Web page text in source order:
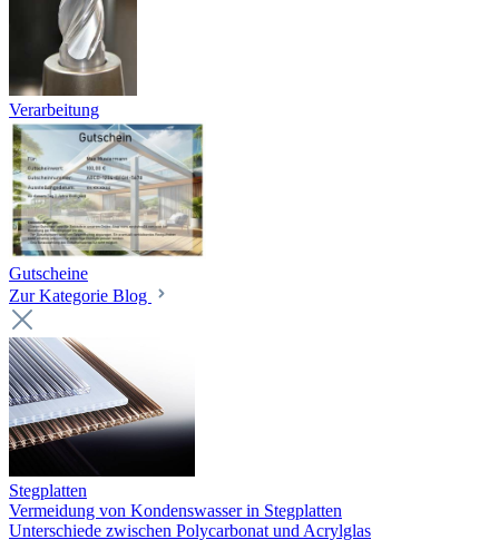
Verarbeitung
Gutscheine
Zur Kategorie Blog
Stegplatten
Vermeidung von Kondenswasser in Stegplatten
Unterschiede zwischen Polycarbonat und Acrylglas